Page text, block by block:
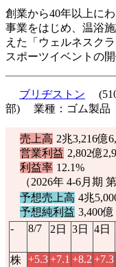
創業から40年以上に
事業をはじめ、温浴
えた「ウェルネスク
スポーツイベントの
ブリヂストン
部) 業種：ゴム製品
売上高 2兆3,216億
営業利益 2,802億
利益率 12.1%
（2026年 4-6月期
予想売上高 4兆
予想純利益 3,400億
-
8/7 2日 3日 4日
株 +5.3+7.1 +8.2 +7.3